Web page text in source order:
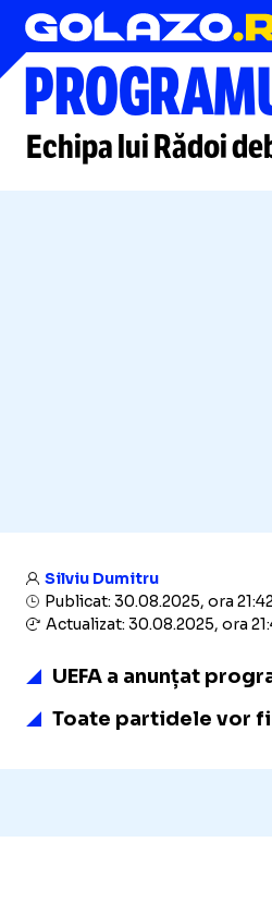
Conference League
Echipa lui Rădoi
Silviu Dumitru
Publicat: 30.08.2025, ora
Actualizat: 30.08.2025, ora
UEFA a anunțat
Toate partidele vor fi